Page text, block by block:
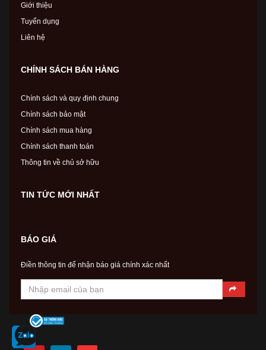
Giới thiệu
Tuyển dụng
Liên hệ
CHÍNH SÁCH BÁN HÀNG
Chính sách và quy định chung
Chính sách bảo mật
Chính sách mua hàng
Chính sách thanh toán
Thông tin về chủ sở hữu
TIN TỨC MỚI NHẤT
BÁO GIÁ
Điền thông tin để nhận báo giá chính xác nhất